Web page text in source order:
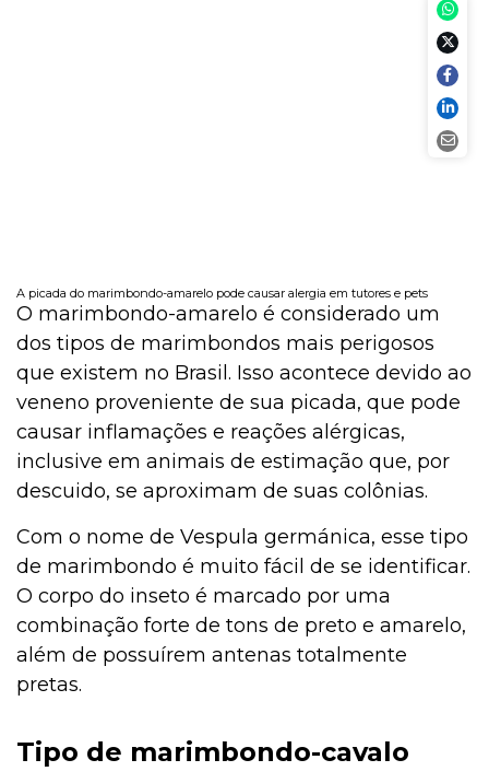
A picada do marimbondo-amarelo pode causar alergia em tutores e pets
O marimbondo-amarelo é considerado um
dos tipos de marimbondos mais perigosos
que existem no Brasil. Isso acontece devido ao
veneno proveniente de sua picada, que pode
causar inflamações e reações alérgicas,
inclusive em animais de estimação que, por
descuido, se aproximam de suas colônias.
Com o nome de Vespula germánica, esse tipo
de marimbondo é muito fácil de se identificar.
O corpo do inseto é marcado por uma
combinação forte de tons de preto e amarelo,
além de possuírem antenas totalmente
pretas.
Tipo de marimbondo-cavalo